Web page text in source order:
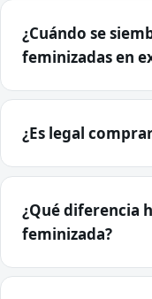
¿Cuándo se
feminizadas en
¿Es legal
¿Qué diferencia
feminizada?